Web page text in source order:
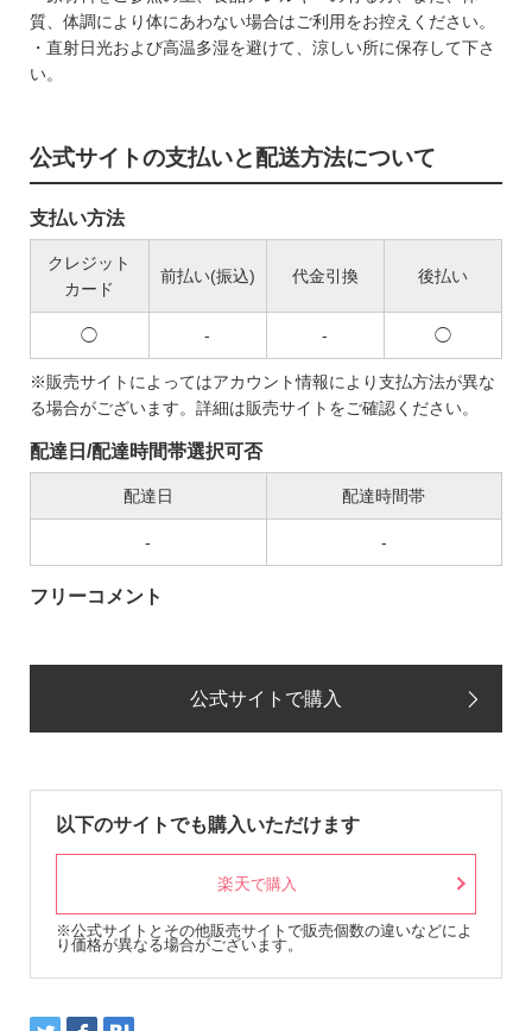
質、体調により体にあわない場合はご利用をお控えください。
・直射日光および高温多湿を避けて、涼しい所に保存して下さ
い。
公式サイトの支払いと配送方法について
支払い方法
クレジット
カード
前払い(振込) 代金引換 後払い
◯ - - ◯
※販売サイトによってはアカウント情報により支払方法が異な
る場合がございます。詳細は販売サイトをご確認ください。
配達日/配達時間帯選択可否
配達日 配達時間帯
- -
フリーコメント
公式サイトで購入
以下のサイトでも購入いただけます
楽天で購入
※公式サイトとその他販売サイトで販売個数の違いなどによ
り価格が異なる場合がございます。